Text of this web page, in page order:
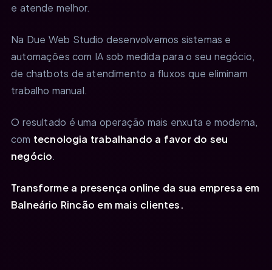
e atende melhor.
Na Due Web Studio desenvolvemos sistemas e
automações com IA sob medida para o seu negócio,
de chatbots de atendimento a fluxos que eliminam
trabalho manual.
O resultado é uma operação mais enxuta e moderna,
com tecnologia trabalhando a favor do seu
negócio.
Transforme a presença online da sua empresa em
Balneário Rincão em mais clientes.